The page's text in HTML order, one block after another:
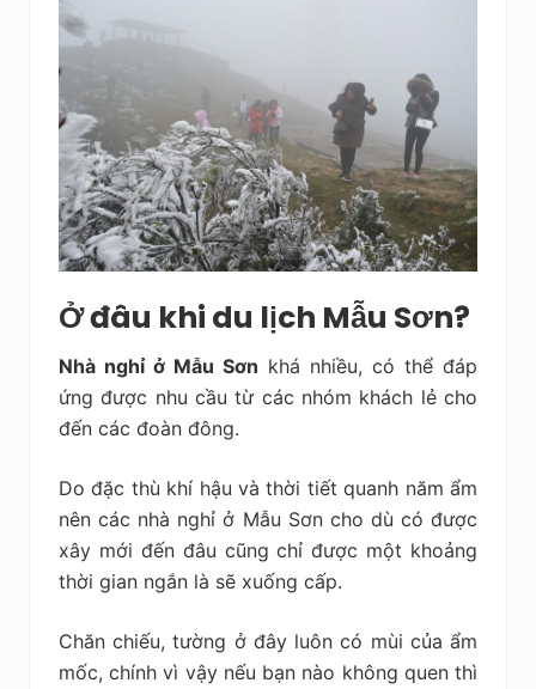
Ở đâu khi du lịch Mẫu Sơn?
Nhà nghỉ ở Mẫu Sơn khá nhiều, có thể đáp
ứng được nhu cầu từ các nhóm khách lẻ cho
đến các đoàn đông.
Do đặc thù khí hậu và thời tiết quanh năm ẩm
nên các nhà nghỉ ở Mẫu Sơn cho dù có được
xây mới đến đâu cũng chỉ được một khoảng
thời gian ngắn là sẽ xuống cấp.
Chăn chiếu, tường ở đây luôn có mùi của ẩm
mốc, chính vì vậy nếu bạn nào không quen thì